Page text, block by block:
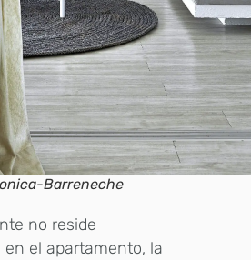
Barreneche
no reside
el apartamento, la